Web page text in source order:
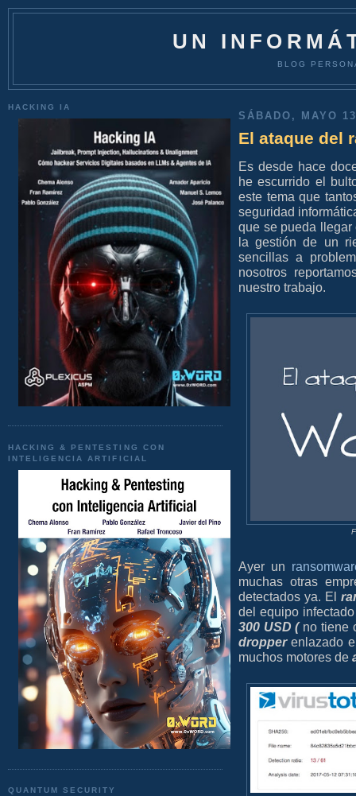
UN
BLOG
HACKING IA
HACKING & PENTESTING CON
INTELIGENCIA ARTIFICIAL
QUANTUM SECURITY
SÁBADO, MAYO
El ataque del
Es desde hace
he escurrido el
este tema que
seguridad
que se pueda
la gestión de un
sencillas a
nosotros
nuestro trabajo.
Ayer un
muchas otras
detectados ya. El
del equipo
300 USD (no tiene
dropperenlazado
muchos motores de